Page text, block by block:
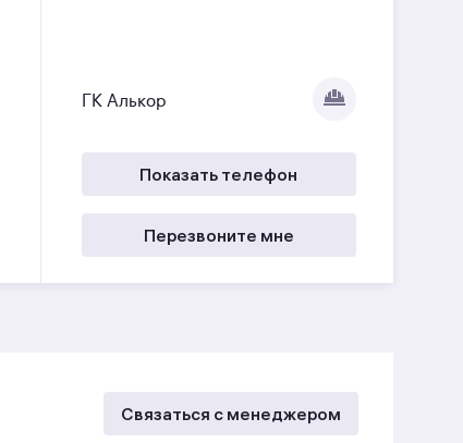
ГК Алькор
Показать телефон
Перезвоните мне
Связаться с менеджером